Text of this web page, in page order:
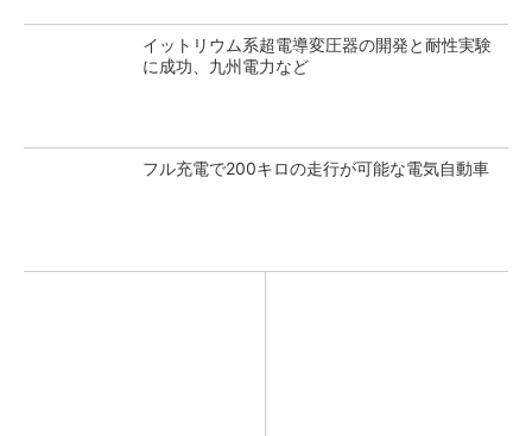
イットリウム系超電導変圧器の開発と耐性実験
に成功、九州電力など
フル充電で200キロの走行が可能な電気自動車